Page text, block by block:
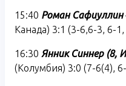
15:40 Роман Сафиуллин
Канада) 3:1 (3-6,6-3, 6-
16:30 Янник Синнер (8,
(Колумбия) 3:0 (7-6(4),